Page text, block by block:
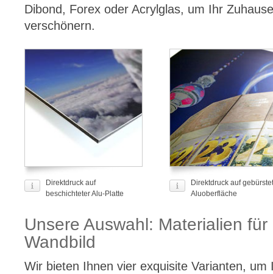
Dibond, Forex oder Acrylglas, um Ihr
verschönern.
Direktdruck auf
beschichteter Alu-Platte
Direktdruck auf
Aluoberfläche
Unsere Auswahl: Materialien
Wandbild
Wir bieten Ihnen vier exquisite Varianten, um